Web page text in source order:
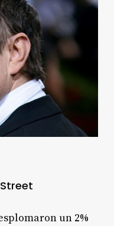
un 2%